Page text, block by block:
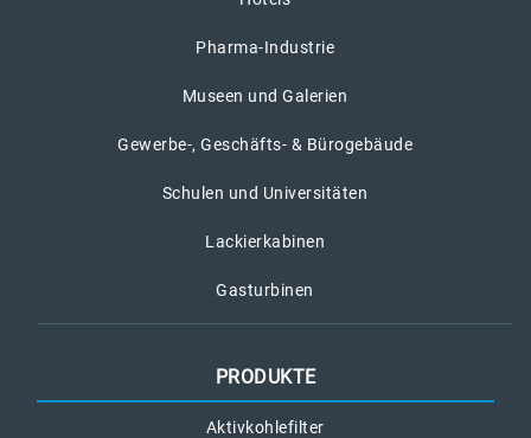
Pharma-Industrie
Museen und Galerien
Gewerbe-, Geschäfts- & Bürogebäude
Schulen und Universitäten
Lackierkabinen
Gasturbinen
PRODUKTE
Aktivkohlefilter